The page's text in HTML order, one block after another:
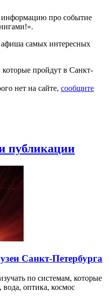
про событие
самых интересных
пройдут в Санкт-
нет на сайте, сообщите
публикации
Санкт-Петербурга
по системам, которые
оптика, космос